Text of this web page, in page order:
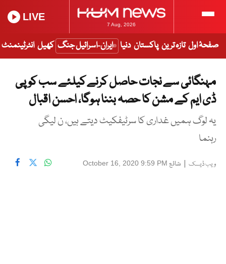
7 Aug, 2026
LIVE
صفحۂ اول تازہ ترین پاکستان دنیا ایران-اسرائیل جنگ کھیل انٹرٹینمنٹ
مہنگائی سے نجات حاصل کرنے کیلئے سب کو پی
ڈی ایم کے مشن کا حصہ بننا ہوگا، احسن اقبال
یہ لوگ ہمیں غداری کا سرٹیفکیٹ دیتے ہیں، ن لیگی
رہنما
ویب ڈیسک | شائع October 16, 2020 9:59 PM